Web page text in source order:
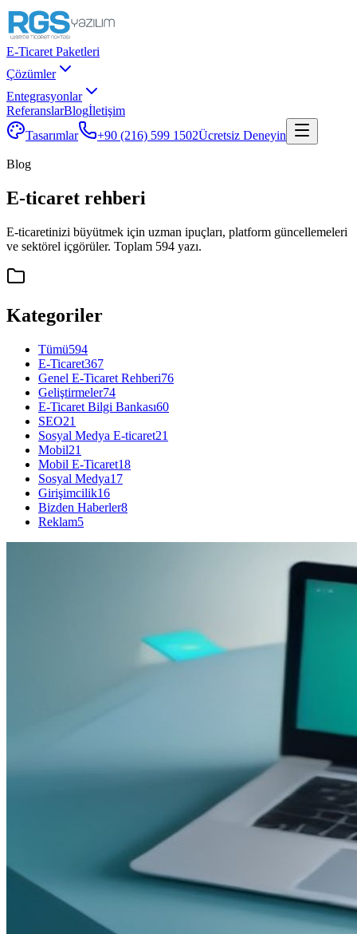
E-Ticaret Paketleri
Çözümler
Entegrasyonlar
ReferanslarBlogİletişim
Tasarımlar
+90 (216) 599 1502Ücretsiz Deneyin
Blog
E-ticaret rehberi
E-ticaretinizi büyütmek için uzman ipuçları, platform güncellemeleri
ve sektörel içgörüler. Toplam 594 yazı.
Kategoriler
Tümü594
E-Ticaret367
Genel E-Ticaret Rehberi76
Geliştirmeler74
E-Ticaret Bilgi Bankası60
SEO21
Sosyal Medya E-ticaret21
Mobil21
Mobil E-Ticaret18
Sosyal Medya17
Girişimcilik16
Bizden Haberler8
Reklam5